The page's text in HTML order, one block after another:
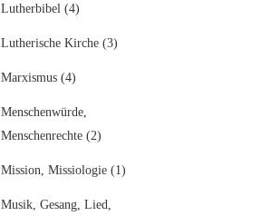
Lutherbibel (4)
Lutherische Kirche (3)
Marxismus (4)
Menschenwürde,
Menschenrechte (2)
Mission, Missiologie (1)
Musik, Gesang, Lied,